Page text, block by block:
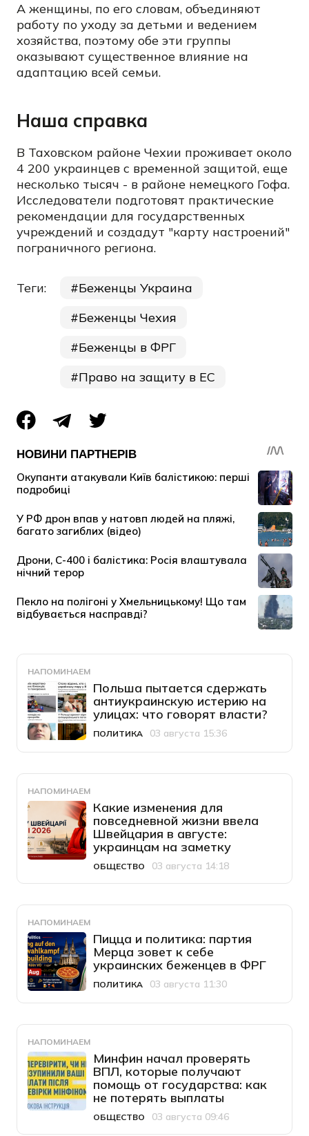
А женщины, по его словам, объединяют
работу по уходу за детьми и ведением
хозяйства, поэтому обе эти группы
оказывают существенное влияние на
адаптацию всей семьи.
Наша справка
В Таховском районе Чехии проживает около
4 200 украинцев с временной защитой, еще
несколько тысяч - в районе немецкого Гофа.
Исследователи подготовят практические
рекомендации для государственных
учреждений и создадут "карту настроений"
пограничного региона.
Теги:
Беженцы Украина
Беженцы Чехия
Беженцы в ФРГ
Право на защиту в ЕС
НАПОМИНАЕМ
Польша пытается сдержать
антиукраинскую истерию на
улицах: что говорят власти?
Категория
ПОЛИТИКА
Дата публикации
03 августа 15:36
НАПОМИНАЕМ
Какие изменения для
повседневной жизни ввела
Швейцария в августе:
украинцам на заметку
Категория
ОБЩЕСТВО
Дата публикации
03 августа 14:18
НАПОМИНАЕМ
Пицца и политика: партия
Мерца зовет к себе
украинских беженцев в ФРГ
Категория
ПОЛИТИКА
Дата публикации
03 августа 11:30
НАПОМИНАЕМ
Минфин начал проверять
ВПЛ, которые получают
помощь от государства: как
не потерять выплаты
Категория
ОБЩЕСТВО
Дата публикации
03 августа 09:46